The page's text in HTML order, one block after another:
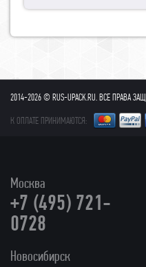
2014-2026 © RUS-UPACK.RU. ВСЕ ПРАВА
К ОПЛАТЕ ПРИНИМАЮТСЯ:
Москва
+7 (495) 721-
0728
Новосибирск